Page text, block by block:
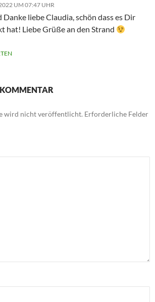
UM 07:47 UHR
Danke liebe Claudia, schön dass es Dir
hat! Liebe Grüße an den Strand
wird nicht veröffentlicht. Erforderliche Felder